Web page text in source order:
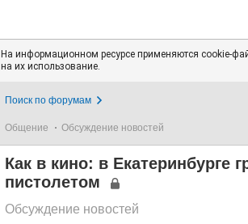
На информационном ресурсе применяются cookie-
на их использование.
Поиск по форумам
Общение Обсуждение новостей
Как в кино: в Екатеринбурге
пистолетом
Обсуждение новостей